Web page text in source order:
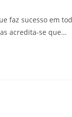
faz sucesso em
acredita-se que…